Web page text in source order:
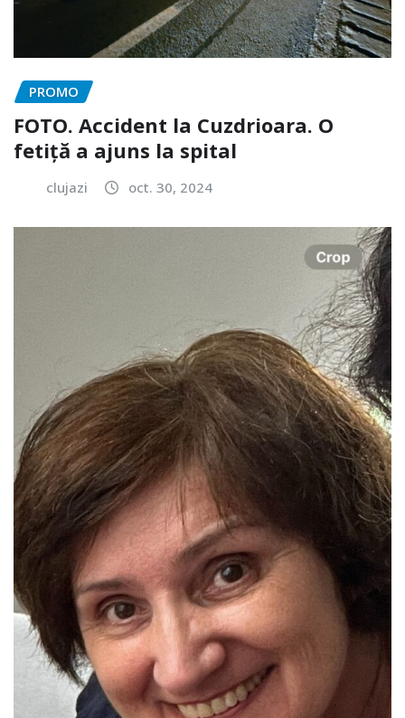
PROMO
FOTO. Accident la Cuzdrioara. O
fetiță a ajuns la spital
clujazi oct. 30, 2024